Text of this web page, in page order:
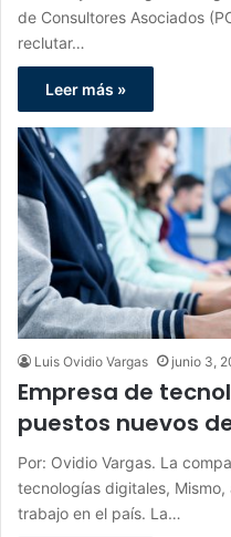
de Consultores Asociados
reclutar…
Leer más »
Luis Ovidio Vargas junio 3,
Empresa de
puestos nuevos
Por: Ovidio Vargas. La
tecnologías digitales,
trabajo en el país. La…